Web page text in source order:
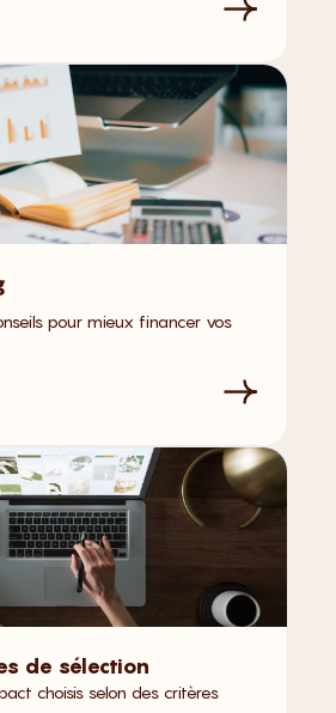
pour mieux financer vos
de sélection
choisis selon des critères